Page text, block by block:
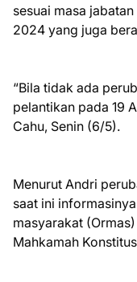
sesuai masa
2024 yang juga
“Bila tidak ada
pelantikan pada 19
Cahu, Senin (6/5).
Menurut Andri
saat ini
masyarakat
Mahkamah